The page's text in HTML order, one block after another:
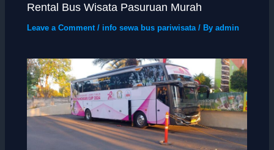
Rental Bus Wisata Pasuruan Murah
Leave a Comment / info sewa bus pariwisata/ Byadmin